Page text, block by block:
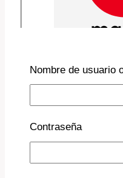
Nombre de usuario
Contraseña